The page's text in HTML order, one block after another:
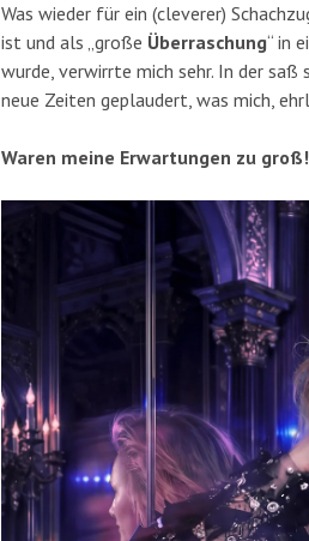
Was wieder für ein (cleverer)
ist und als „große Überraschung“ in
wurde, verwirrte mich sehr. In der
neue Zeiten geplaudert, was mich,
Waren meine Erwartungen zu